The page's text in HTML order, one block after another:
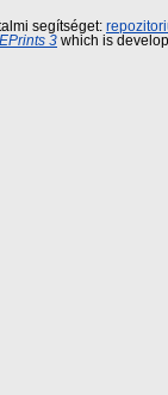
segítséget:
EPrints 3 which is